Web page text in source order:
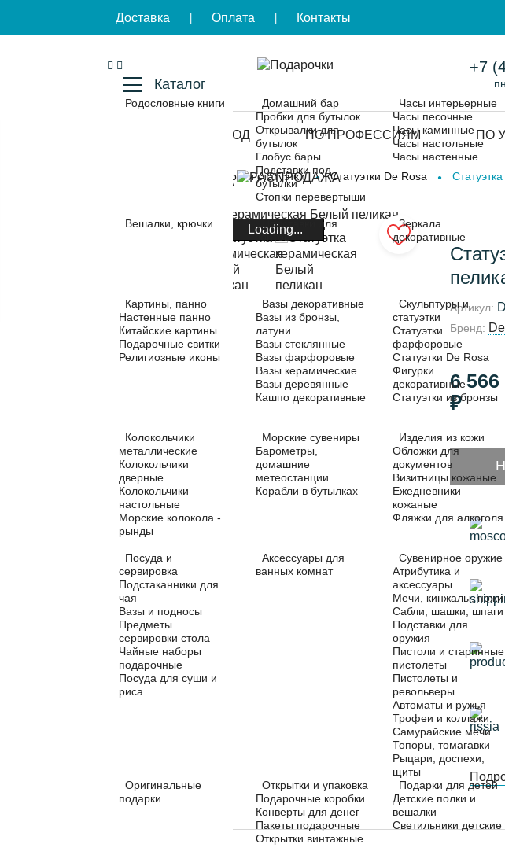
Доставка Оплата Контакты
ПОВОД ПО ПРОФЕССИЯМ ПО
РАСПРОДАЖА
Каталог
Родословные книги
Домашний бар
Пробки для бутылок
Открывалки для
бутылок
Глобус бары
Подставки под
бутылки
Стопки перевертыши
Часы интерьерные
Часы песочные
Часы каминные
Часы настольные
Часы настенные
Вешалки, крючки
Подставки для
зонтов
Зеркала
декоративные
Картины, панно
Настенные панно
Китайские картины
Подарочные свитки
Религиозные иконы
Вазы декоративные
Вазы из бронзы,
латуни
Вазы стеклянные
Вазы фарфоровые
Вазы керамические
Вазы деревянные
Кашпо декоративные
Скульптуры и
статуэтки
Статуэтки
фарфоровые
Статуэтки De Rosa
Фигурки
декоративные
Статуэтки из бронзы
Колокольчики
металлические
Колокольчики
дверные
Колокольчики
настольные
Морские колокола -
рынды
Морские сувениры
Барометры,
домашние
метеостанции
Корабли в бутылках
Изделия из кожи
Обложки для
документов
Визитницы кожаные
Ежедневники
кожаные
Фляжки для алкоголя
Посуда и
сервировка
Подстаканники для
чая
Вазы и подносы
Предметы
сервировки стола
Чайные наборы
подарочные
Посуда для суши и
риса
Аксессуары для
ванных комнат
Сувенирное оружие
Атрибутика и
аксессуары
Мечи, кинжалы, ножи
Сабли, шашки, шпаги
Подставки для
оружия
Пистоли и старинные
пистолеты
Пистолеты и
револьверы
Автоматы и ружья
Трофеи и коллажи
Самурайские мечи
Топоры, томагавки
Рыцари, доспехи,
щиты
Оригинальные
подарки
Открытки и упаковка
Подарочные коробки
Конверты для денег
Пакеты подарочные
Открытки винтажные
Подарки для детей
Детские полки и
вешалки
Светильники детские
+7
Скульптуры и статуэтки Статуэтки De Rosa
Loading...
Артикул:
Бренд:
6 566
₽